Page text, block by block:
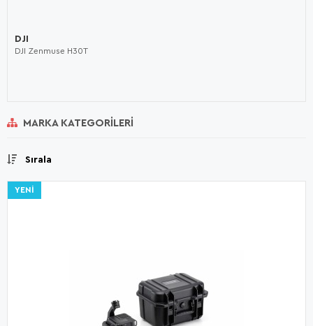
DJI
DJI Zenmuse H30T
MARKA KATEGORILERI
Sırala
YENI